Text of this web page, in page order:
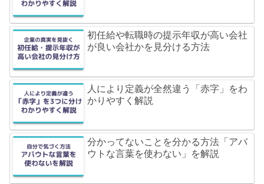
初任給や転職時の提示年収が高い会社
が良い会社かを見分ける方法
人により定義が全然違う「赤字」をわ
かりやすく解説
分かってないことを分かる方法「アバ
ウトな言葉を使わない」を解説